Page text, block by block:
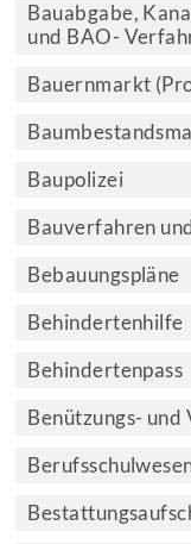
Bauabgabe,
und BAO-
Bauernmarkt
Baupolizei
Bauverfahren
Bebauungspläne
Behindertenhilfe
Behindertenpass
Benützungs-